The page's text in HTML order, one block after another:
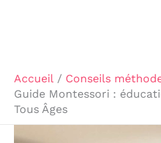
Accueil
Conseils
Guide Montessori :
Tous Âges